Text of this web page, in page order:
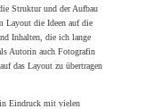
Struktur und der Aufbau
Layout die Ideen auf die
Inhalten, die ich lange
Autorin auch Fotografin
das Layout zu übertragen
Eindruck mit vielen